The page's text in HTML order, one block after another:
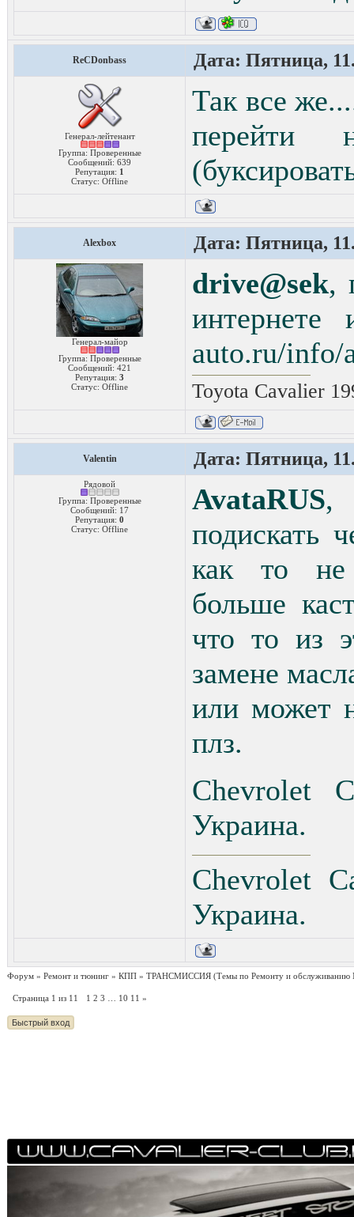
ReCDonbass Дата: Пятница,
Генерал-лейтенант
Группа: Проверенные
Сообщений: 639
Репутация: 1
Статус: Offline
Так все
Alexbox Дата: Пятница,
Генерал-майор
Группа: Проверенные
Сообщений: 421
Репутация: 3
Статус: Offline
drive@sek,
интернете
auto.ru/info/
Toyota Cavalier
Valentin Дата: Пятница,
Рядовой
Группа: Проверенные
Сообщений: 17
Репутация: 0
Статус: Offline
AvataRUS,
подискать
как то не
больше
что то из
замене
или может
плз.
Chevrolet
Украина.
Chevrolet
Украина.
Форум » Ремонт и тюнинг » КПП » ТРАНСМИССИЯ (Темы по Ремонту и
Страница 1 из 11 1 2 3 10 11 »